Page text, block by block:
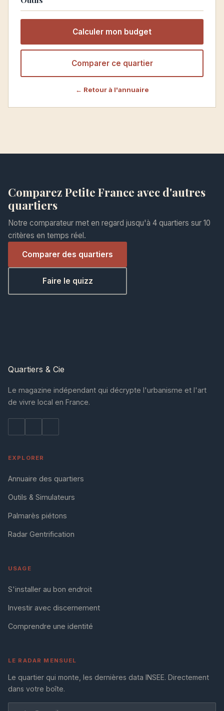
Calculer mon budget
Comparer ce quartier
← Retour à l'annuaire
Comparez Petite France avec d'autres
quartiers
Notre comparateur met en regard jusqu'à 4 quartiers sur 10
critères en temps réel.
Comparer des quartiers
Faire le quizz
Quartiers & Cie
Le magazine indépendant qui décrypte l'urbanisme et l'art
de vivre local en France.
EXPLORER
Annuaire des quartiers
Outils & Simulateurs
Palmarès piétons
Radar Gentrification
USAGE
S'installer au bon endroit
Investir avec discernement
Comprendre une identité
LE RADAR MENSUEL
Le quartier qui monte, les dernières data INSEE. Directement
dans votre boîte.